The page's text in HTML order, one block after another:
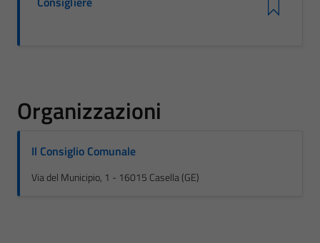
Organizzazioni
Il Consiglio Comunale
Via del Municipio, 1 - 16015 Casella (GE)